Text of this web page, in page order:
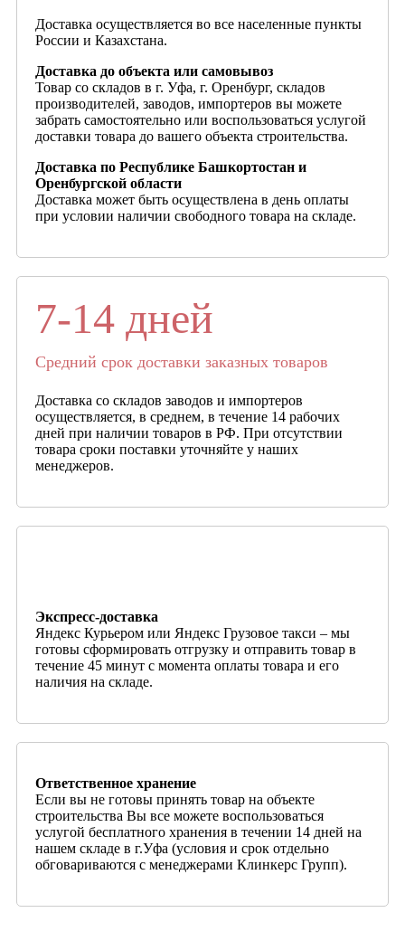
Доставка осуществляется во все населенные пункты
России и Казахстана.
Доставка до объекта или самовывоз
Товар со складов в г. Уфа, г. Оренбург, складов
производителей, заводов, импортеров вы можете
забрать самостоятельно или воспользоваться услугой
доставки товара до вашего объекта строительства.
Доставка по Республике Башкортостан и
Оренбургской области
Доставка может быть осуществлена в день оплаты
при условии наличии свободного товара на складе.
7-14 дней
Средний срок доставки заказных товаров
Доставка со складов заводов и импортеров
осуществляется, в среднем, в течение 14 рабочих
дней при наличии товаров в РФ. При отсутствии
товара сроки поставки уточняйте у наших
менеджеров.
Экспресс-доставка
Яндекс Курьером или Яндекс Грузовое такси – мы
готовы сформировать отгрузку и отправить товар в
течение 45 минут с момента оплаты товара и его
наличия на складе.
Ответственное хранение
Если вы не готовы принять товар на объекте
строительства Вы все можете воспользоваться
услугой бесплатного хранения в течении 14 дней на
нашем складе в г.Уфа (условия и срок отдельно
обговариваются с менеджерами Клинкерс Групп).